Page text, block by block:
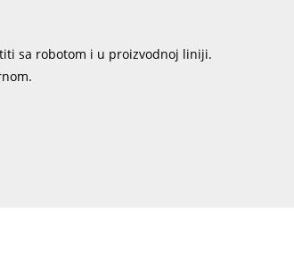
sa robotom i u proizvodnoj liniji.